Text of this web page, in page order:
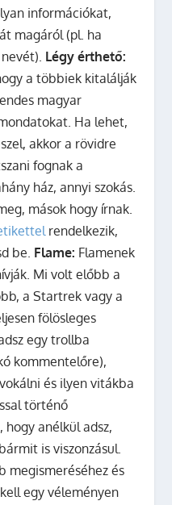
információkat,
magáról (pl. ha
Légy érthető:
a többiek kitalálják
magyar
Ha lehet,
akkor a rövidre
fognak a
ház, annyi szokás.
mások hogy írnak.
rendelkezik,
be. Flame: Flamenek
Mi volt előbb a
a Startrek vagy a
fölösleges
egy trollba
kommentelőre),
és ilyen vitákba
történő
hogy anélkül adsz,
is viszonzásul.
megismeréséhez és
egy véleményen